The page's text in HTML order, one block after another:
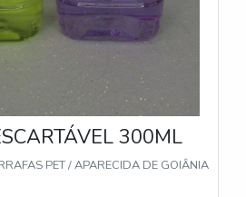
300ML
PET / APARECIDA DE GOIÂNIA